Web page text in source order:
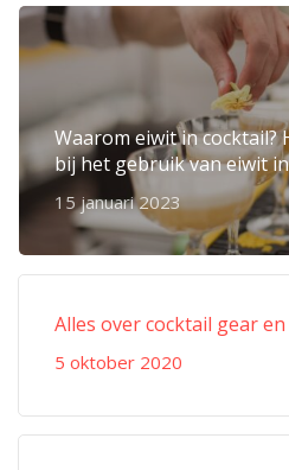
Waarom eiwit in cocktail?
bij het gebruik van eiwit
15 januari 2023
Alles over cocktail gear
5 oktober 2020